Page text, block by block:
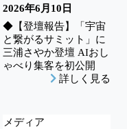
2026年6月10日
◆【登壇報告】「宇宙
と繋がるサミット」に
三浦さやか登壇 AIおし
ゃべり集客を初公開
詳しく見る
メディア